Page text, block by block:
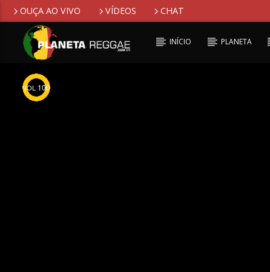
OUÇA AO VIVO VÍDEOS CHAT
INÍCIO PLANETA
100